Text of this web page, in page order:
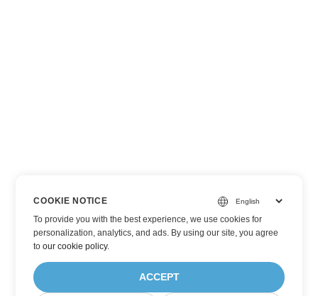
COOKIE NOTICE
To provide you with the best experience, we use cookies for
personalization, analytics, and ads. By using our site, you agree
toour cookie policy.
ACCEPT